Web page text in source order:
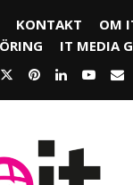
KONTAKT
OM
IT MEDIA